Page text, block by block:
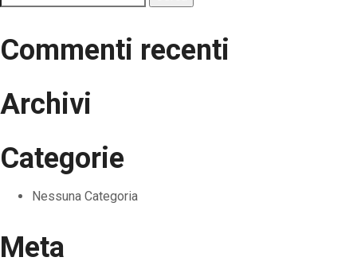
per:
Commenti recenti
Archivi
Categorie
Nessuna Categoria
Meta